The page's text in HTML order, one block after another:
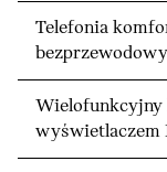
Telefonia
Wielofunkcyjny
wyświetlaczem